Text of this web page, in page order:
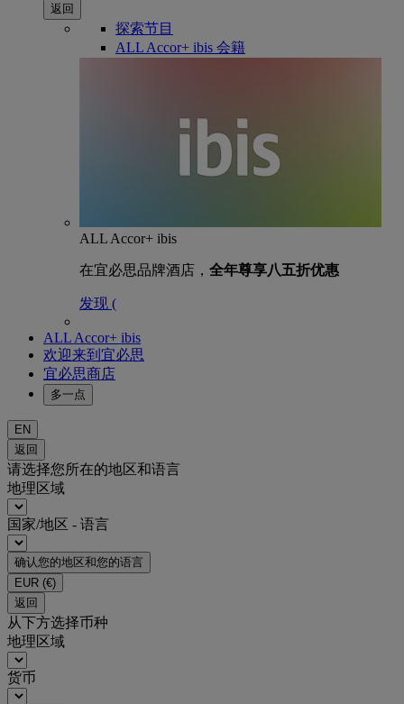
返回
探索节目
ALL Accor+ ibis 会籍
ALL Accor+ ibis
在宜必思品牌酒店， 全年尊享八五折优惠
发现 (
ALL Accor+ ibis
欢迎来到宜必思
宜必思商店
多一点
EN
返回
请选择您所在的地区和语言
地理区域
国家/地区 - 语言
确认您的地区和您的语言
EUR (€)
返回
从下方选择币种
地理区域
货币